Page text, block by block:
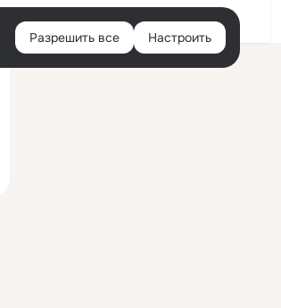
Войти
Разрешить все Настроить